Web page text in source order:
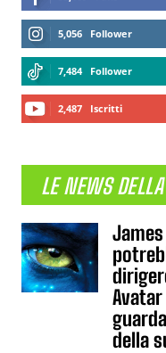
5,056 Follower
7,484 Follower
2,487 Iscritti
LE NEWS
della